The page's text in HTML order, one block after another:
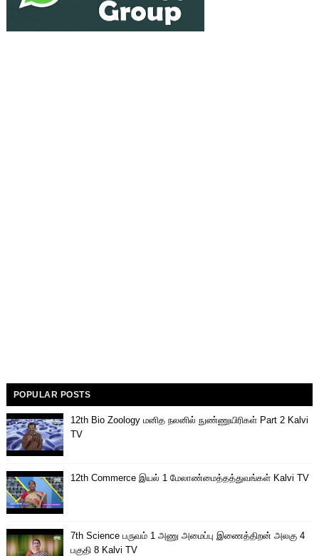
POPULAR POSTS
12th Bio Zoology மனித நலனில் நுண்ணுயிரிகள் Part 2 Kalvi
TV
12th Commerce இயல் 1 மேலாண்மைத்தத்துவங்கள் Kalvi TV
7th Science பருவம் 1 அணு அமைப்பு இணைத்திறன் அலகு 4
பகுதி 8 Kalvi TV